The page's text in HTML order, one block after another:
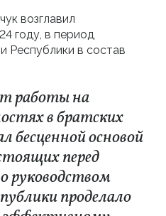
возглавил
году, в период
Республики в состав
работы на
в братских
бесценной основой
перед
руководством
проделало